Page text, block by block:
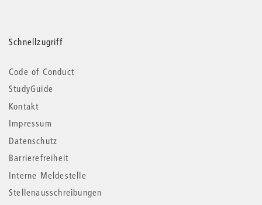
Schnellzugriff
Code of Conduct
StudyGuide
Kontakt
Impressum
Datenschutz
Barrierefreiheit
Interne Meldestelle
Stellenausschreibungen